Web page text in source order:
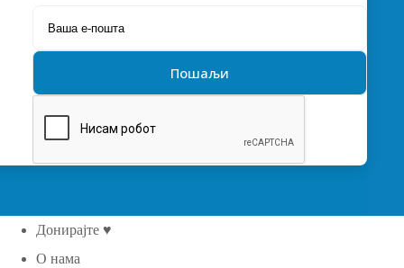
Донирајте ♥
О нама